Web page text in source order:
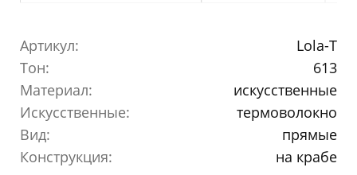
Артикул:
Lola-T
Тон:
613
Материал:
искусственные
Искусственные:
термоволокно
Вид:
прямые
Конструкция:
на крабе